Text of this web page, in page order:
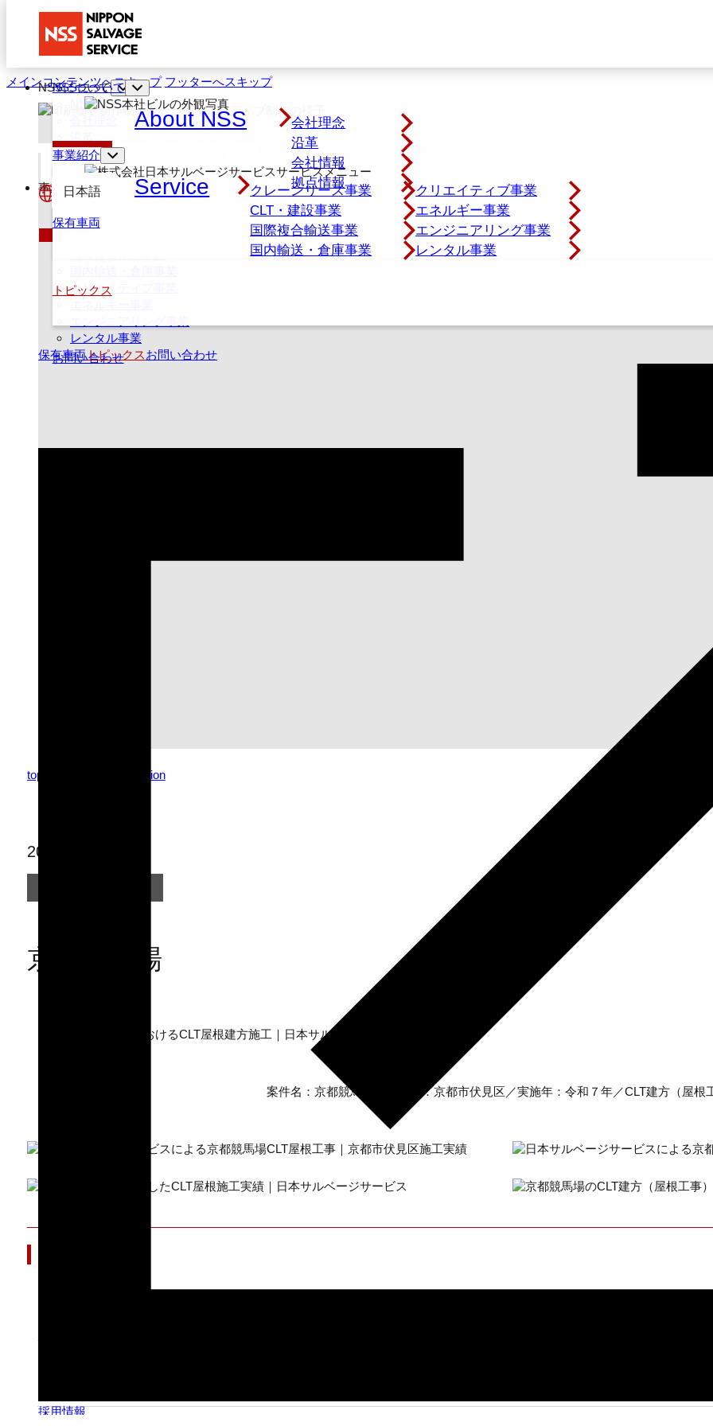
メインコンテンツへスキップ フッターへスキップ
NSSについて
About NSS
会社理念
沿革
会社情報
拠点情報
事業紹介
Service
クレーンリース事業
CLT・建設事業
国際複合輸送事業
国内輸送・倉庫事業
クリエイティブ事業
エネルギー事業
エンジニアリング事業
レンタル事業
保有車両
トピックス
お問い合わせ
日本語
English
NSSについて
NSSについてトップ
会社情報
拠点情報
事業紹介
クレーンリース事業
クリエイティブ事業
レンタル事業
保有車両トピックスお問い合わせ
採用情報
TOPICS
トピックス｜CLT実績
top clt construction
2026.06.08
京都競馬場
案件名：京都競馬場／所在地：京都市伏見区／実施年：令和７年／CLT建方（屋根